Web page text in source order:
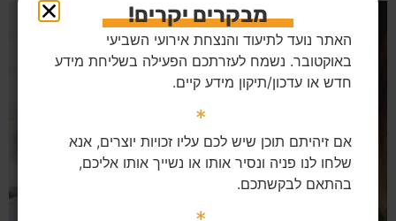
מבקרים יקרים!
האתר נועד לתיעוד והנצחת אירועי השביעי
באוקטובר. נשמח לעזרתכם הפעילה בשליחת מידע
חדש או עדכון/תיקון מידע קיים.
*
אם זיהיתם תוכן שיש לכם עליו זכויות יוצרים, אנא
שלחו לנו פניה ונסיר אותו או נשייך אותו אליכם,
בהתאם לבקשתכם.